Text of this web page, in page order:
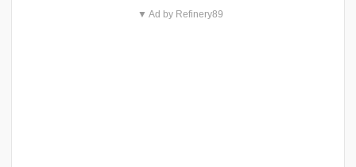
▼ Ad by Refinery89